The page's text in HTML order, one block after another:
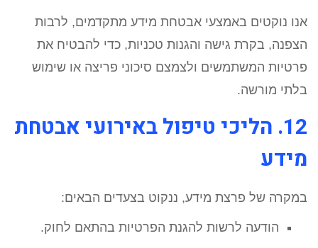
אנו נוקטים באמצעי אבטחת מידע מתקדמים, לרבות
הצפנה, בקרת גישה והגנות טכניות, כדי להבטיח את
פרטיות המשתמשים ולצמצם סיכוני פריצה או שימוש
בלתי מורשה.
12. הליכי טיפול באירועי אבטחת
מידע
במקרה של פרצת מידע, ננקוט בצעדים הבאים:
הודעה לרשות להגנת הפרטיות בהתאם לחוק.